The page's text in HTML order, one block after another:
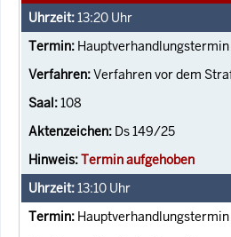
13:20 Uhr
Hauptverhandlungstermin
Verfahren vor dem
108
Ds 149/25
Termin aufgehoben
13:10 Uhr
Hauptverhandlungstermin